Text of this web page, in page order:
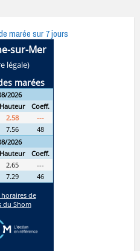
marée sur 7 jours